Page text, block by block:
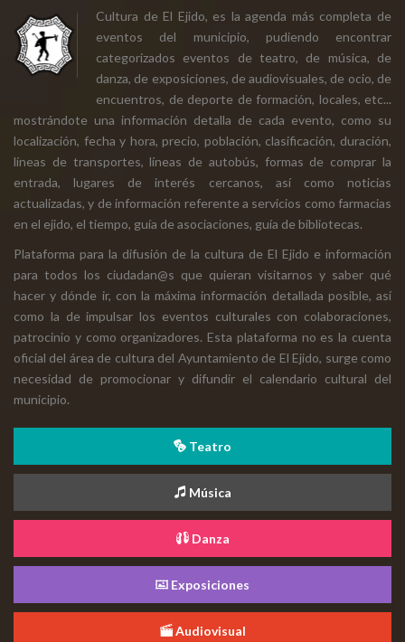
Cultura de El Ejido, es la agenda más completa de
eventos del municipio, pudiendo encontrar
categorizados eventos de teatro, de música, de
danza, de exposiciones, de audiovisuales, de ocio, de
encuentros, de deporte de formación, locales, etc...
mostrándote una información detalla de cada evento, como su
localización, fecha y hora, precio, población, clasificación, duración,
líneas de transportes, líneas de autobús, formas de comprar la
entrada, lugares de interés cercanos, así como noticias
actualizadas, y de información referente a servicios como farmacias
en el ejido, el tiempo, guía de asociaciones, guía de bibliotecas.
Plataforma para la difusión de la cultura de El Ejido e información
para todos los ciudadan@s que quieran visitarnos y saber qué
hacer y dónde ir, con la máxima información detallada posible, así
como la de impulsar los eventos culturales con colaboraciones,
patrocinio y como organizadores. Esta plataforma no es la cuenta
oficial del área de cultura del Ayuntamiento de El Ejido, surge como
necesidad de promocionar y difundir el calendario cultural del
municipio.
Teatro
Música
Danza
Exposiciones
Audiovisual